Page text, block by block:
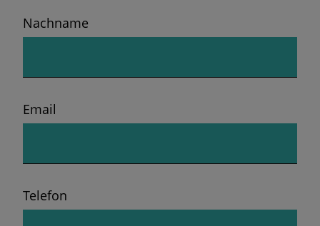
Nachname
Email
Telefon